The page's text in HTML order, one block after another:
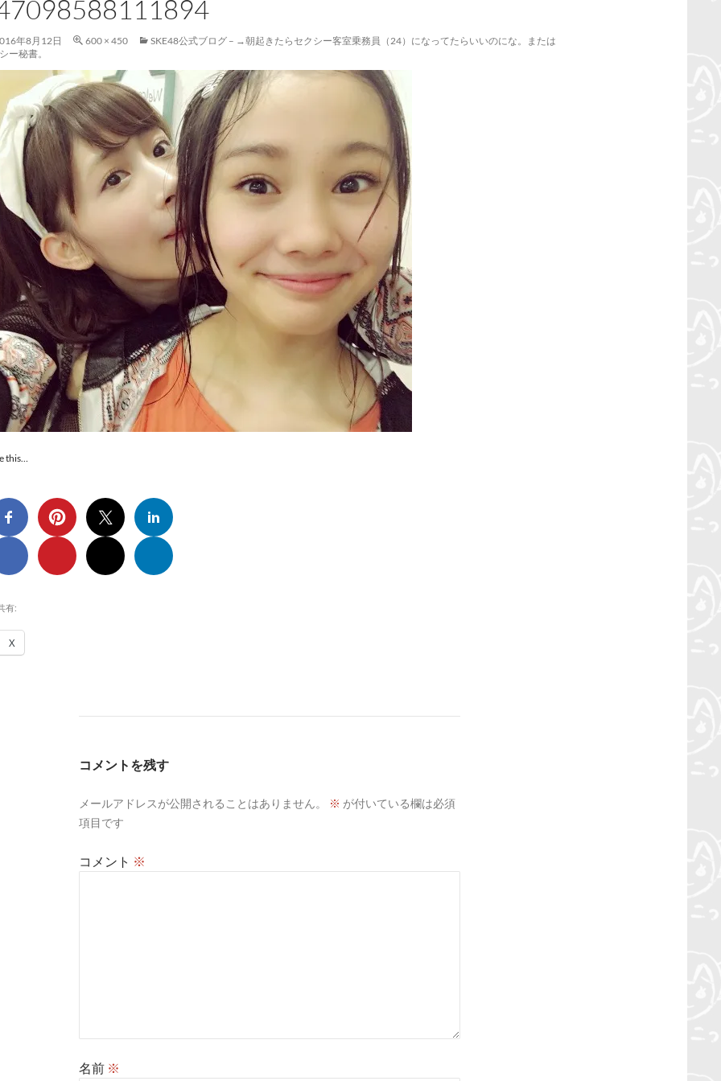
年8月12日 600 × 450
SKE48公式ブログ – →朝起きたらセクシー客室乗務員（24）になってたらいいのにな。または
ー秘書。
this…
有:
X
コメントを残す
メールアドレスが公開されることはありません。 ※ が付いている欄は必須
項目です
コメント ※
名前 ※